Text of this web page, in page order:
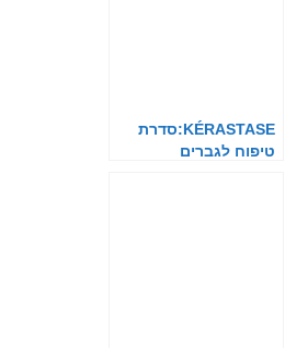
KÉRASTASE:סדרת
טיפוח לגברים